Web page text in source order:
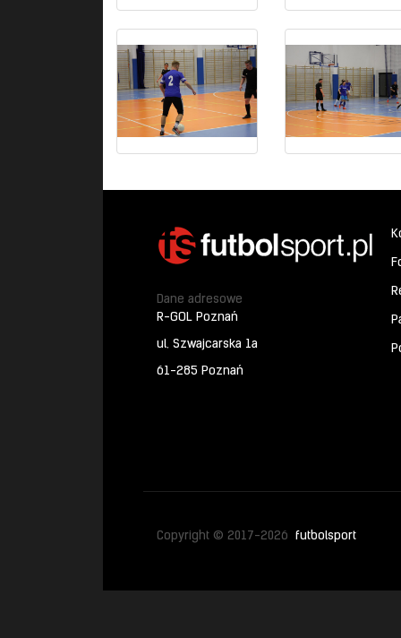
Dane adresowe
R-GOL Poznań
ul. Szwajcarska 1a
61-285 Poznań
Copyright © 2017-2026 futbolsport